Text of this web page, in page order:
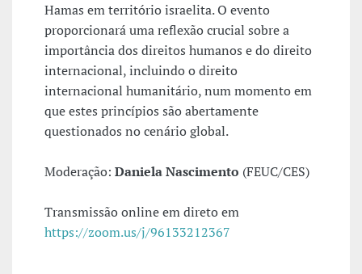
Hamas em território israelita. O evento
proporcionará uma reflexão crucial sobre a
importância dos direitos humanos e do direito
internacional, incluindo o direito
internacional humanitário, num momento em
que estes princípios são abertamente
questionados no cenário global.
Moderação: Daniela Nascimento (FEUC/CES)
Transmissão online em direto em
https://zoom.us/j/96133212367